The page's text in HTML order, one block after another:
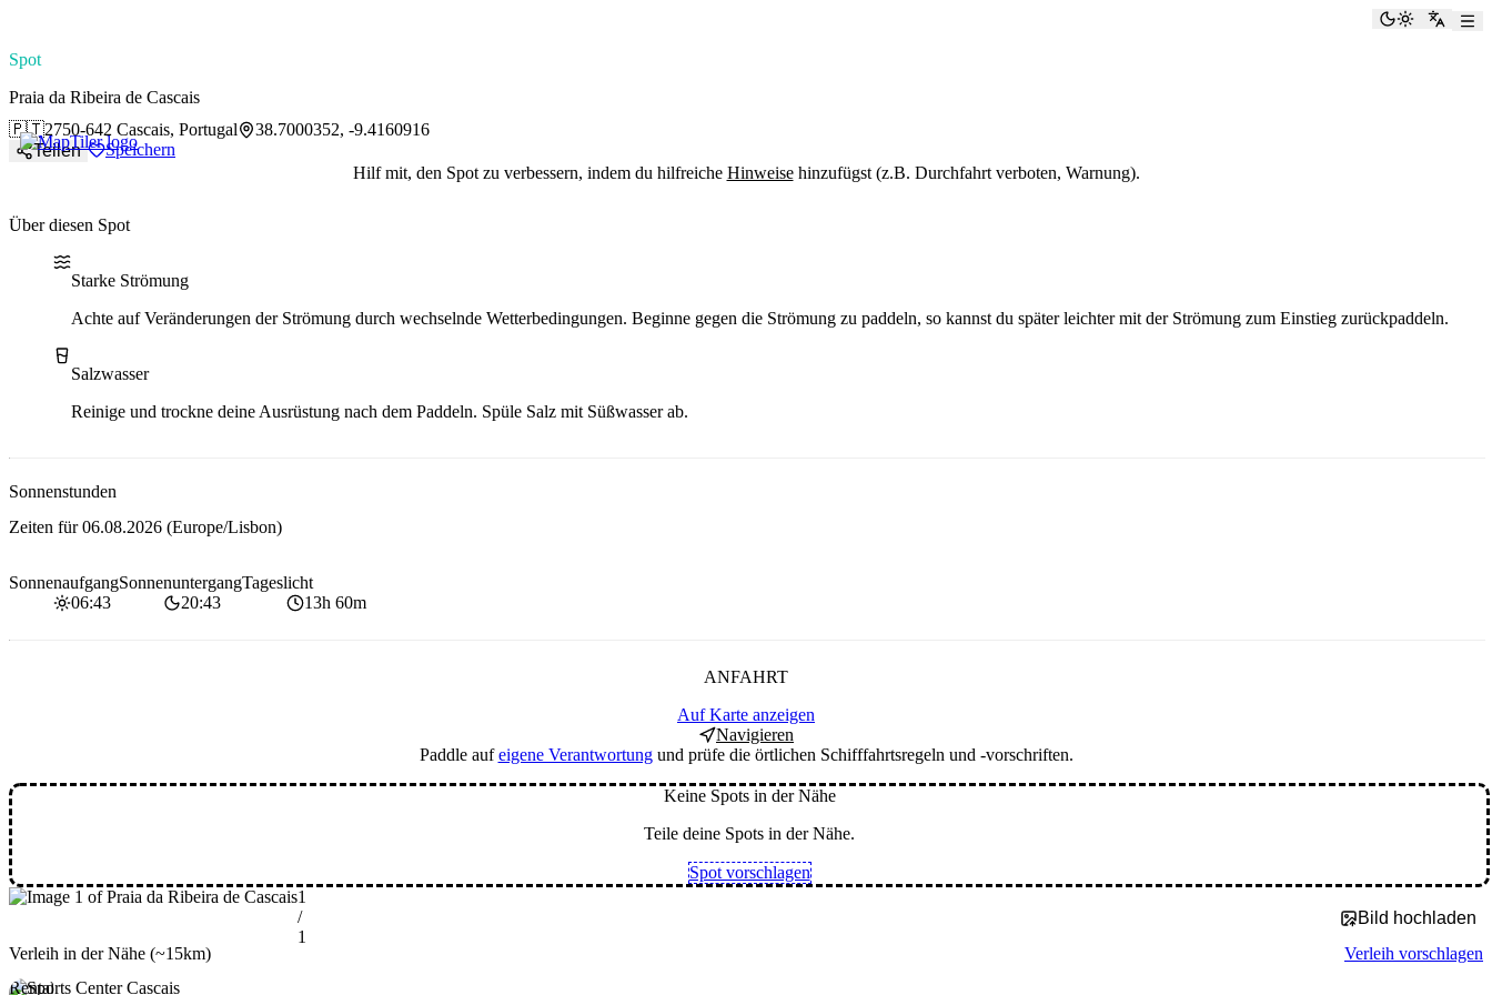
Zu
Spot
Praia da Ribeira de Cascais
🇵🇹2750-642 Cascais, Portugal
38.7000352, -9.4160916
Teilen
Speichern
Hilf mit, den Spot zu verbessern, indem du hilfreiche Hinweisehinzufügst (z.B. Durchfahrt verboten, Warnung).
Über diesen Spot
Water current
Starke Strömung
Achte auf Veränderungen der Strömung durch wechselnde Wetterbedingungen. Beginne gegen die Strömung zu paddeln, so kannst du später leichter mit der Strömung zum Einstieg zurückpaddeln.
Water type
Salzwasser
Reinige und trockne deine Ausrüstung nach dem Paddeln. Spüle Salz mit Süßwasser ab.
Sonnenstunden
Zeiten für06.08.2026 (Europe/Lisbon)
Sonnenaufgang
06:43
Sonnenuntergang
20:43
Tageslicht
13h 60m
ANFAHRT
Auf Karte anzeigen
Navigieren
Paddle aufeigene Verantwortungund prüfe die örtlichen Schifffahrtsregeln und -vorschriften.
Keine Spots in der Nähe
Teile deine Spots in der Nähe.
Spot vorschlagen
1
/
1
Bild hochladen
Verleih in der Nähe (~15km)
Verleih vorschlagen
Rental